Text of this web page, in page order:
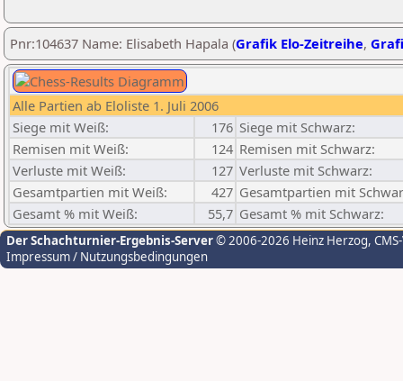
Pnr:104637 Name: Elisabeth Hapala (Grafik Elo-Zeitreihe,
Alle Partien ab Eloliste 1. Juli 2006
Siege mit Weiß:
176 Siege mit Schwarz:
Remisen mit Weiß:
124 Remisen mit Schwarz:
Verluste mit Weiß:
127 Verluste mit Schwarz:
Gesamtpartien mit Weiß:
427 Gesamtpartien mit
Gesamt % mit Weiß:
55,7 Gesamt % mit Schwarz:
Der Schachturnier-Ergebnis-Server© 2006-2026 Heinz Herzog,
Impressum / Nutzungsbedingungen